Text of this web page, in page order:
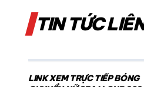
TIN TỨC
LINK XEM TRỰC TIẾP BÓNG